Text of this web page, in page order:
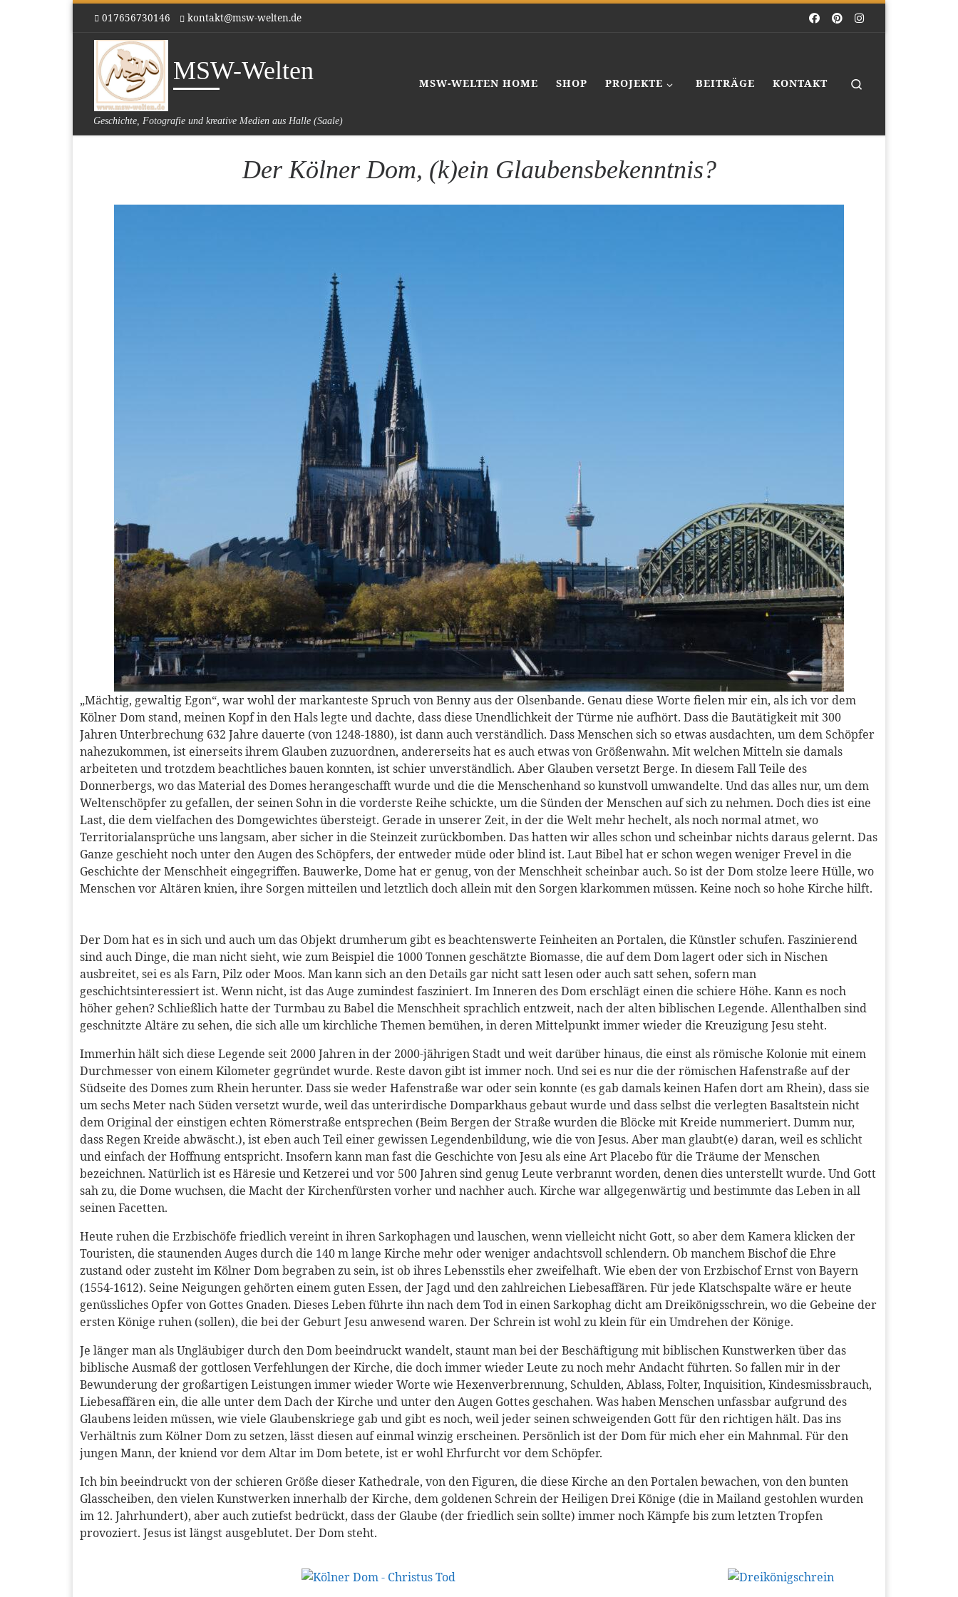
Zum Inhalt springen017656730146 kontakt@msw-welten.de
MSW-Welten
Geschichte, Fotografie und kreative Medien aus Halle (Saale)
MSW-WELTEN HOME SHOP PROJEKTE BEITRÄGE KONTAKT
Der Kölner Dom, (k)ein Glaubensbekenntnis?
„Mächtig, gewaltig Egon“, war wohl der markanteste Spruch von Benny aus der Olsenbande. Genau diese Worte fielen mir ein, als ich vor dem
Kölner Dom stand, meinen Kopf in den Hals legte und dachte, dass diese Unendlichkeit der Türme nie aufhört. Dass die Bautätigkeit mit 300
Jahren Unterbrechung 632 Jahre dauerte (von 1248-1880), ist dann auch verständlich. Dass Menschen sich so etwas ausdachten, um dem Schöpfer
nahezukommen, ist einerseits ihrem Glauben zuzuordnen, andererseits hat es auch etwas von Größenwahn. Mit welchen Mitteln sie damals
arbeiteten und trotzdem beachtliches bauen konnten, ist schier unverständlich. Aber Glauben versetzt Berge. In diesem Fall Teile des
Donnerbergs, wo das Material des Domes herangeschafft wurde und die die Menschenhand so kunstvoll umwandelte. Und das alles nur, um dem
Weltenschöpfer zu gefallen, der seinen Sohn in die vorderste Reihe schickte, um die Sünden der Menschen auf sich zu nehmen. Doch dies ist eine
Last, die dem vielfachen des Domgewichtes übersteigt. Gerade in unserer Zeit, in der die Welt mehr hechelt, als noch normal atmet, wo
Territorialansprüche uns langsam, aber sicher in die Steinzeit zurückbomben. Das hatten wir alles schon und scheinbar nichts daraus gelernt. Das
Ganze geschieht noch unter den Augen des Schöpfers, der entweder müde oder blind ist. Laut Bibel hat er schon wegen weniger Frevel in die
Geschichte der Menschheit eingegriffen. Bauwerke, Dome hat er genug, von der Menschheit scheinbar auch. So ist der Dom stolze leere Hülle, wo
Menschen vor Altären knien, ihre Sorgen mitteilen und letztlich doch allein mit den Sorgen klarkommen müssen. Keine noch so hohe Kirche hilft.
Der Dom hat es in sich und auch um das Objekt drumherum gibt es beachtenswerte Feinheiten an Portalen, die Künstler schufen. Faszinierend
sind auch Dinge, die man nicht sieht, wie zum Beispiel die 1000 Tonnen geschätzte Biomasse, die auf dem Dom lagert oder sich in Nischen
ausbreitet, sei es als Farn, Pilz oder Moos. Man kann sich an den Details gar nicht satt lesen oder auch satt sehen, sofern man
geschichtsinteressiert ist. Wenn nicht, ist das Auge zumindest fasziniert. Im Inneren des Dom erschlägt einen die schiere Höhe. Kann es noch
höher gehen? Schließlich hatte der Turmbau zu Babel die Menschheit sprachlich entzweit, nach der alten biblischen Legende. Allenthalben sind
geschnitzte Altäre zu sehen, die sich alle um kirchliche Themen bemühen, in deren Mittelpunkt immer wieder die Kreuzigung Jesu steht.
Immerhin hält sich diese Legende seit 2000 Jahren in der 2000-jährigen Stadt und weit darüber hinaus, die einst als römische Kolonie mit einem
Durchmesser von einem Kilometer gegründet wurde. Reste davon gibt ist immer noch. Und sei es nur die der römischen Hafenstraße auf der
Südseite des Domes zum Rhein herunter. Dass sie weder Hafenstraße war oder sein konnte (es gab damals keinen Hafen dort am Rhein), dass sie
um sechs Meter nach Süden versetzt wurde, weil das unterirdische Domparkhaus gebaut wurde und dass selbst die verlegten Basaltstein nicht
dem Original der einstigen echten Römerstraße entsprechen (Beim Bergen der Straße wurden die Blöcke mit Kreide nummeriert. Dumm nur,
dass Regen Kreide abwäscht.), ist eben auch Teil einer gewissen Legendenbildung, wie die von Jesus. Aber man glaubt(e) daran, weil es schlicht
und einfach der Hoffnung entspricht. Insofern kann man fast die Geschichte von Jesu als eine Art Placebo für die Träume der Menschen
bezeichnen. Natürlich ist es Häresie und Ketzerei und vor 500 Jahren sind genug Leute verbrannt worden, denen dies unterstellt wurde. Und Gott
sah zu, die Dome wuchsen, die Macht der Kirchenfürsten vorher und nachher auch. Kirche war allgegenwärtig und bestimmte das Leben in all
seinen Facetten.
Heute ruhen die Erzbischöfe friedlich vereint in ihren Sarkophagen und lauschen, wenn vielleicht nicht Gott, so aber dem Kamera klicken der
Touristen, die staunenden Auges durch die 140 m lange Kirche mehr oder weniger andachtsvoll schlendern. Ob manchem Bischof die Ehre
zustand oder zusteht im Kölner Dom begraben zu sein, ist ob ihres Lebensstils eher zweifelhaft. Wie eben der von Erzbischof Ernst von Bayern
(1554-1612). Seine Neigungen gehörten einem guten Essen, der Jagd und den zahlreichen Liebesaffären. Für jede Klatschspalte wäre er heute
genüssliches Opfer von Gottes Gnaden. Dieses Leben führte ihn nach dem Tod in einen Sarkophag dicht am Dreikönigsschrein, wo die Gebeine der
ersten Könige ruhen (sollen), die bei der Geburt Jesu anwesend waren. Der Schrein ist wohl zu klein für ein Umdrehen der Könige.
Je länger man als Ungläubiger durch den Dom beeindruckt wandelt, staunt man bei der Beschäftigung mit biblischen Kunstwerken über das
biblische Ausmaß der gottlosen Verfehlungen der Kirche, die doch immer wieder Leute zu noch mehr Andacht führten. So fallen mir in der
Bewunderung der großartigen Leistungen immer wieder Worte wie Hexenverbrennung, Schulden, Ablass, Folter, Inquisition, Kindesmissbrauch,
Liebesaffären ein, die alle unter dem Dach der Kirche und unter den Augen Gottes geschahen. Was haben Menschen unfassbar aufgrund des
Glaubens leiden müssen, wie viele Glaubenskriege gab und gibt es noch, weil jeder seinen schweigenden Gott für den richtigen hält. Das ins
Verhältnis zum Kölner Dom zu setzen, lässt diesen auf einmal winzig erscheinen. Persönlich ist der Dom für mich eher ein Mahnmal. Für den
jungen Mann, der kniend vor dem Altar im Dom betete, ist er wohl Ehrfurcht vor dem Schöpfer.
Ich bin beeindruckt von der schieren Größe dieser Kathedrale, von den Figuren, die diese Kirche an den Portalen bewachen, von den bunten
Glasscheiben, den vielen Kunstwerken innerhalb der Kirche, dem goldenen Schrein der Heiligen Drei Könige (die in Mailand gestohlen wurden
im 12. Jahrhundert), aber auch zutiefst bedrückt, dass der Glaube (der friedlich sein sollte) immer noch Kämpfe bis zum letzten Tropfen
provoziert. Jesus ist längst ausgeblutet. Der Dom steht.